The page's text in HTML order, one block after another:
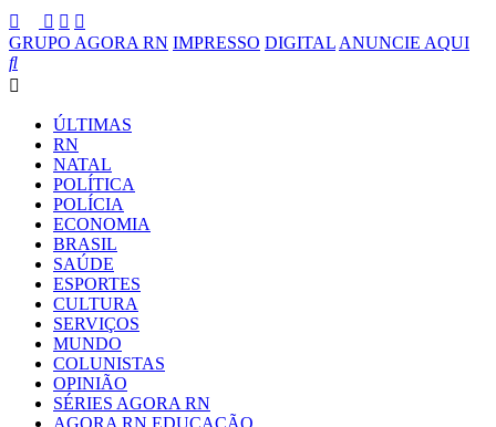
GRUPO AGORA RN IMPRESSO DIGITAL ANUNCIE AQUI
ÚLTIMAS
RN
NATAL
POLÍTICA
POLÍCIA
ECONOMIA
BRASIL
SAÚDE
ESPORTES
CULTURA
SERVIÇOS
MUNDO
COLUNISTAS
OPINIÃO
SÉRIES AGORA RN
AGORA RN EDUCAÇÃO